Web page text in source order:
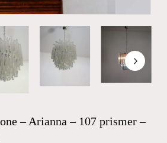
– Arianna – 107 prismer –